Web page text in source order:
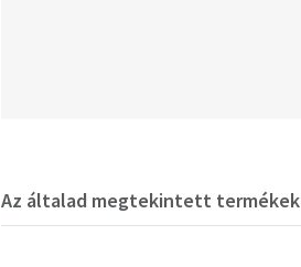
Az általad megtekintett termékek